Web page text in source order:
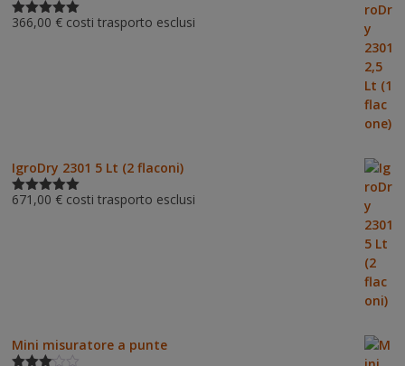
Valutato
366,00 € costi trasporto esclusi
IgroDry 2301 5 Lt (2 flaconi)
Valutato
671,00 € costi trasporto esclusi
Mini misuratore a punte